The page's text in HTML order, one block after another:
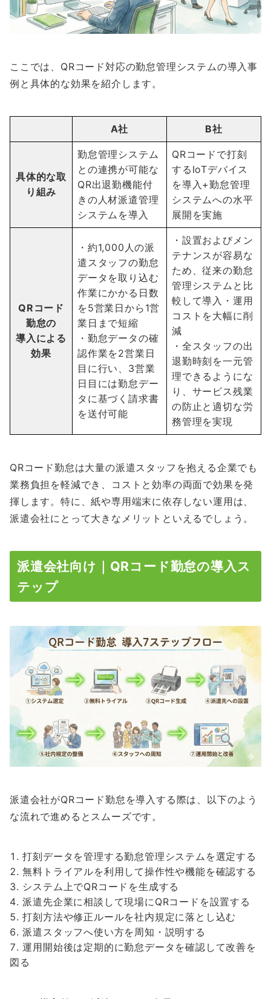
ここでは、QRコード対応の勤怠管理システムの導入事
例と具体的な効果を紹介します。
A社 B社
具体的な取
り組み
勤怠管理システム
との連携が可能な
QR出退勤機能付
きの人材派遣管理
システムを導入
QRコードで打刻
するIoTデバイス
を導入+勤怠管理
システムへの水平
展開を実施
QRコード
勤怠の
導入による
効果
・約1,000人の派
遣スタッフの勤怠
データを取り込む
作業にかかる日数
を5営業日から1営
業日まで短縮
・勤怠データの確
認作業を2営業日
目に行い、3営業
日目には勤怠デー
タに基づく請求書
を送付可能
・設置およびメン
テナンスが容易な
ため、従来の勤怠
管理システムと比
較して導入・運用
コストを大幅に削
減
・全スタッフの出
退勤時刻を一元管
理できるようにな
り、サービス残業
の防止と適切な労
務管理を実現
QRコード勤怠は大量の派遣スタッフを抱える企業でも
業務負担を軽減でき、コストと効率の両面で効果を発
揮します。特に、紙や専用端末に依存しない運用は、
派遣会社にとって大きなメリットといえるでしょう。
派遣会社向け｜QRコード勤怠の導入ス
テップ
派遣会社がQRコード勤怠を導入する際は、以下のよう
な流れで進めるとスムーズです。
打刻データを管理する勤怠管理システムを選定する
無料トライアルを利用して操作性や機能を確認する
システム上でQRコードを生成する
派遣先企業に相談して現場にQRコードを設置する
打刻方法や修正ルールを社内規定に落とし込む
派遣スタッフへ使い方を周知・説明する
運用開始後は定期的に勤怠データを確認して改善を
図る